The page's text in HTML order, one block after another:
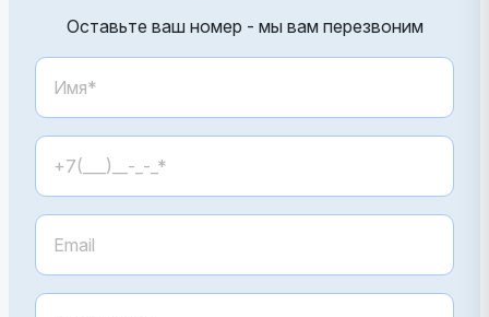
Оставьте ваш номер - мы вам перезвоним